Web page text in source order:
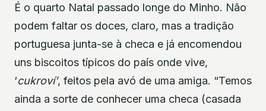
É o quarto Natal passado longe do Minho. Não
podem faltar os doces, claro, mas a tradição
portuguesa junta-se à checa e já encomendou
uns biscoitos típicos do país onde vive,
‘cukroví’, feitos pela avó de uma amiga. “Temos
ainda a sorte de conhecer uma checa (casada